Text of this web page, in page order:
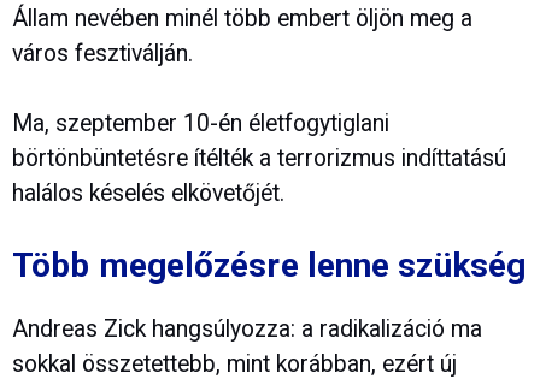
Állam nevében minél több embert öljön meg a
város fesztiválján.
Ma, szeptember 10-én életfogytiglani
börtönbüntetésre ítélték a terrorizmus indíttatású
halálos késelés elkövetőjét.
Több megelőzésre lenne szükség
Andreas Zick hangsúlyozza: a radikalizáció ma
sokkal összetettebb, mint korábban, ezért új